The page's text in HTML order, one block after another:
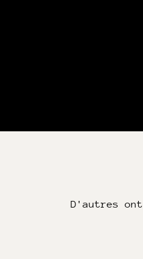
D'autres